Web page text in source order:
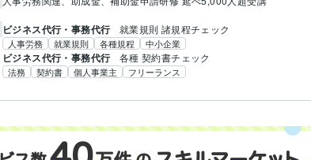
ビジネス代行・事務代行 就業規則 諸規程チェック
人事労務 就業規則 各種規程 中小企業
ビジネス代行・事務代行 各種 契約書チェック
法務 契約書 個人事業主 フリーランス